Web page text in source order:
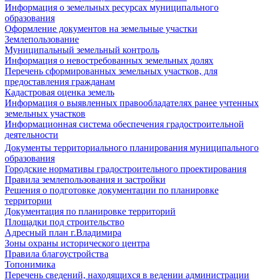
Информация о земельных ресурсах муниципального
образования
Оформление документов на земельные участки
Землепользование
Муниципальный земельный контроль
Информация о невостребованных земельных долях
Перечень сформированных земельных участков, для
предоставления гражданам
Кадастровая оценка земель
Информация о выявленных правообладателях ранее учтенных
земельных участков
Информационная система обеспечения градостроительной
деятельности
Документы территориального планирования муниципального
образования
Городские нормативы градостроительного проектирования
Правила землепользования и застройки
Решения о подготовке документации по планировке
территории
Документация по планировке территорий
Площадки под строительство
Адресный план г.Владимира
Зоны охраны исторического центра
Правила благоустройства
Топонимика
Перечень сведений, находящихся в ведении администрации